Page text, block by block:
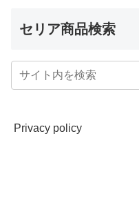
セリア商品検索
Privacy policy